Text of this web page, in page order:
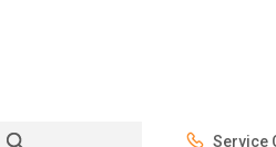
Service